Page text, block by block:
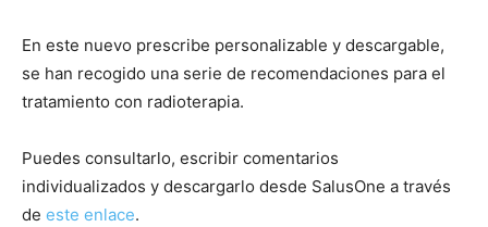
En este nuevo prescribe personalizable y descargable,
se han recogido una serie de recomendaciones para el
tratamiento con radioterapia.
Puedes consultarlo, escribir comentarios
individualizados y descargarlo desde SalusOne a través
de este enlace.